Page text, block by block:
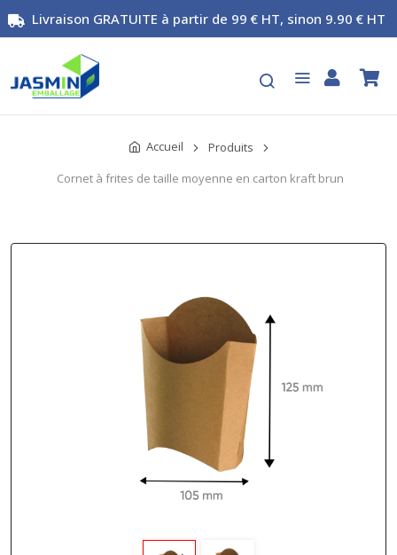
Livraison GRATUITE à partir de 99 € HT, sinon 9.90 € HT
Accueil
Produits
Cornet à frites de taille moyenne en carton kraft brun